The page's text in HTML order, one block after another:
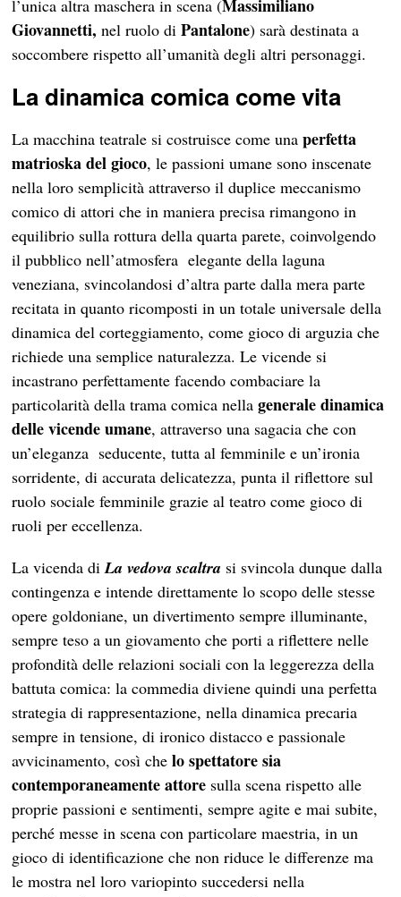
l’unica altra maschera in scena (Massimiliano
Giovannetti,nel ruolo di Pantalone) sarà destinata a
soccombere rispetto all’umanità degli altri personaggi.
La dinamica comica come vita
La macchina teatrale si costruisce come unaperfetta
matrioska del gioco, le passioni umane sono inscenate
nella loro semplicità attraverso il duplice meccanismo
comico di attori che in maniera precisa rimangono in
equilibrio sulla rottura della quarta parete, coinvolgendo
il pubblico nell’atmosfera elegante della laguna
veneziana, svincolandosi d’altra parte dalla mera parte
recitata in quanto ricomposti in un totale universale della
dinamica del corteggiamento, come gioco di arguzia che
richiede una semplice naturalezza. Le vicende si
incastrano perfettamente facendo combaciare la
particolarità della trama comica nellagenerale dinamica
delle vicende umane, attraverso una sagacia che con
un’eleganza seducente, tutta al femminile e un’ironia
sorridente, di accurata delicatezza, punta il riflettore sul
ruolo sociale femminile grazie al teatro come gioco di
ruoli per eccellenza.
La vicenda diLa vedova scaltra si svincola dunque dalla
contingenza e intende direttamente lo scopo delle stesse
opere goldoniane, un divertimento sempre illuminante,
sempre teso a un giovamento che porti a riflettere nelle
profondità delle relazioni sociali con la leggerezza della
battuta comica: la commedia diviene quindi una perfetta
strategia di rappresentazione, nella dinamica precaria
sempre in tensione, di ironico distacco e passionale
avvicinamento, così chelo spettatore sia
contemporaneamente attore sulla scena rispetto alle
proprie passioni e sentimenti, sempre agite e mai subite,
perché messe in scena con particolare maestria, in un
gioco di identificazione che non riduce le differenze ma
le mostra nel loro variopinto succedersi nella